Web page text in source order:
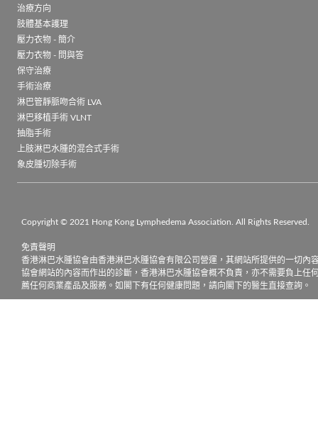
治療方向
肢體基本護理
壓力衣物 - 簡介
壓力衣物 - 問與答
保守治療
手術治療
淋巴管靜脈吻合術 LVA
淋巴移植手術 VLNT
抽脂手術
上肢淋巴水腫的混合式手術
象皮腫切除手術
Copyright © 2021 Hong Kong Lymphedema Association. All Rights Reserved.
免責聲明
香港淋巴水腫協會由香港淋巴水腫協會有限公司營運，其網站所提供的一切
協會網站的內容而作出的診斷，香港淋巴水腫協會概不負責，亦不需要負上
薦任何商業產品及服務。如閣下有任何健康問題，請向閣下的醫生直接查詢。